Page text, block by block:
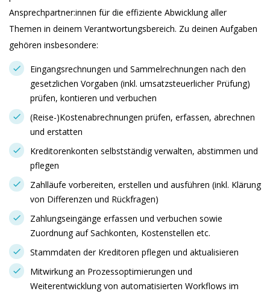
Ansprechpartner:innen für die effiziente Abwicklung aller
Themen in deinem Verantwortungsbereich. Zu deinen Aufgaben
gehören insbesondere:
Eingangsrechnungen und Sammelrechnungen nach den
gesetzlichen Vorgaben (inkl. umsatzsteuerlicher Prüfung)
prüfen, kontieren und verbuchen
(Reise-)Kostenabrechnungen prüfen, erfassen, abrechnen
und erstatten
Kreditorenkonten selbstständig verwalten, abstimmen und
pflegen
Zahlläufe vorbereiten, erstellen und ausführen (inkl. Klärung
von Differenzen und Rückfragen)
Zahlungseingänge erfassen und verbuchen sowie
Zuordnung auf Sachkonten, Kostenstellen etc.
Stammdaten der Kreditoren pflegen und aktualisieren
Mitwirkung an Prozessoptimierungen und
Weiterentwicklung von automatisierten Workflows im